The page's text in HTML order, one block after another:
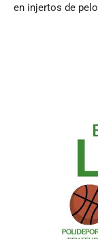
en injertos de pelo